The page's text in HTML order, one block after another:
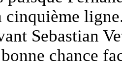
cinquième
Sebastian
chance